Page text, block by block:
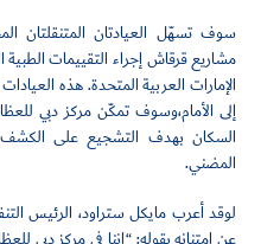
سوف تسهّل العيادتان المتنقلتان
مشاريع قرقاش إجراء التقييمات الطبية
الإمارات العربية المتحدة. هذه
إلى الأمام،وسوف تمكّن مركز دبي
السكان بهدف التشجيع على الكشف
المضني.
لوقد أعرب مايكل ستراود، الرئيس